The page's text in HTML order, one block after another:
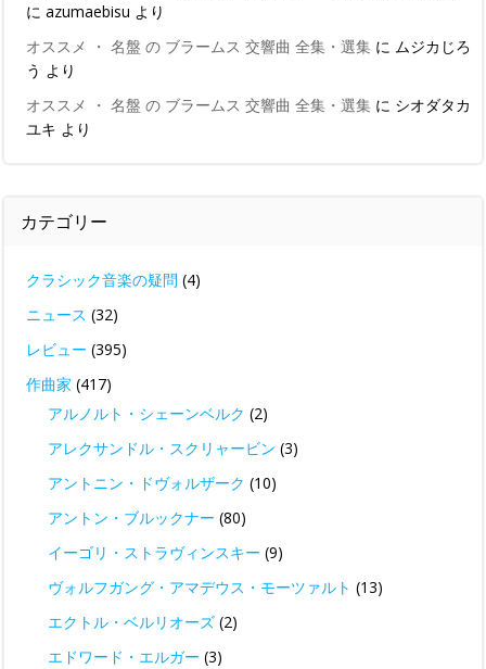
に azumaebisu より
オススメ ・ 名盤 の ブラームス 交響曲 全集・選集 に ムジカじろ
う より
オススメ ・ 名盤 の ブラームス 交響曲 全集・選集 に シオダタカ
ユキ より
カテゴリー
クラシック音楽の疑問 (4)
ニュース (32)
レビュー (395)
作曲家 (417)
アルノルト・シェーンベルク (2)
アレクサンドル・スクリャービン (3)
アントニン・ドヴォルザーク (10)
アントン・ブルックナー (80)
イーゴリ・ストラヴィンスキー (9)
ヴォルフガング・アマデウス・モーツァルト (13)
エクトル・ベルリオーズ (2)
エドワード・エルガー (3)